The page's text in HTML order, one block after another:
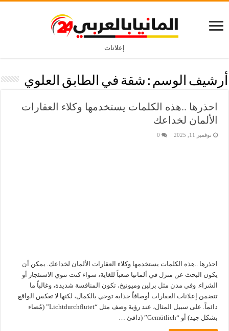
إعلانات
أرشيف الوسم : شقة في الطابق العلوي
احذرها ..هذه الكلمات يستخدمها وكلاء العقارات
الألمان لخداعك
نوفمبر 11, 2025 0
احذرها ..هذه الكلمات يستخدمها وكلاء العقارات الألمان لخداعك. يمكن أن
يكون البحث عن منزل في ألمانيا صعباً للغاية، سواء كنت تنوي الاستئجار أو
الشراء. وفي مدن مثل برلين وميونيخ، تكون المنافسة شديدة، وغالباً ما
تتضمن إعلانات العقارات أوصافاً جذابة توحي بالكمال، لكنها لا تعكس الواقع
دائماً. على سبيل المثال، عند رؤية وصف مثل “Lichtdurchflutet” (مُضاء
بشكل جيد) أو “Gemütlich” (دافئ …